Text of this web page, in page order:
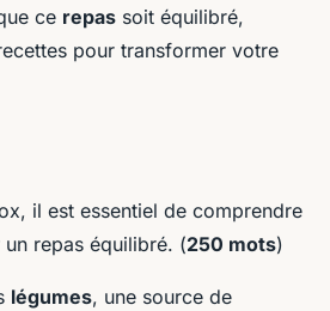
ce repas soit équilibré,
pour transformer votre
il est essentiel de comprendre
repas équilibré. (250 mots)
légumes, une source de